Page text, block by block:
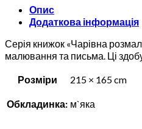
Опис
Додаткова інформація
Серія книжок «Чарівна
малювання та письма. Ці
Розміри 215 × 165 cm
Обкладинка: м`яка